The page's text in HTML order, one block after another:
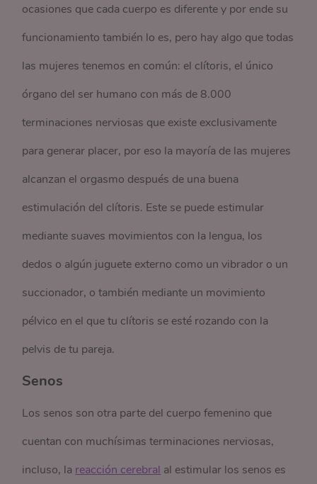
ocasiones que cada cuerpo es diferente y por ende su
funcionamiento también lo es, pero hay algo que todas
las mujeres tenemos en común: el clítoris, el único
órgano del ser humano con más de 8.000
terminaciones nerviosas que existe exclusivamente
para generar placer, por eso la mayoría de las mujeres
alcanzan el orgasmo después de una buena
estimulación del clítoris. Este se puede estimular
mediante suaves movimientos con la lengua, los
dedos o algún juguete externo como un vibrador o un
succionador, o también mediante un movimiento
pélvico en el que tu clítoris se esté rozando con la
pelvis de tu pareja.
Senos
Los senos son otra parte del cuerpo femenino que
cuentan con muchísimas terminaciones nerviosas,
incluso, la reacción cerebral al estimular los senos es